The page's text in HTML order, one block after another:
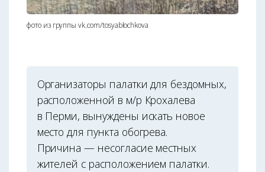
фото из группы vk.com/tosyablochkova
Организаторы палатки для бездомных,
расположенной в м/р Крохалева
в Перми, вынуждены искать новое
место для пункта обогрева.
Причина — несогласие местных
жителей с расположением палатки.